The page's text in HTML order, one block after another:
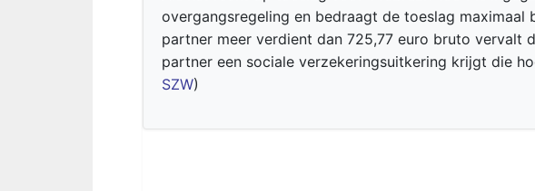
overgangsregeling en bedraagt de toeslag maximaal
partner meer verdient dan 725,77 euro bruto vervalt
partner een sociale verzekeringsuitkering krijgt die
SZW)